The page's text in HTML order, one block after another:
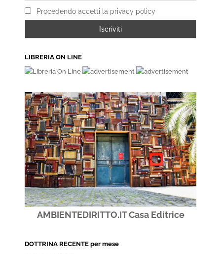
Procedendo accetti la privacy policy
LIBRERIA ON LINE
AMBIENTEDIRITTO.IT Casa Editrice
DOTTRINA RECENTE per mese